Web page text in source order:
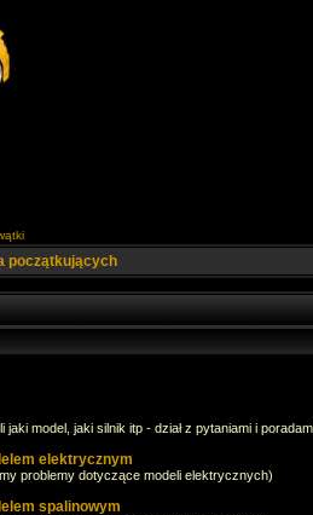
początkujących
model, jaki silnik itp - dział z pytaniami i
elektrycznym
problemy dotyczące modeli elektrycznych)
spalinowym